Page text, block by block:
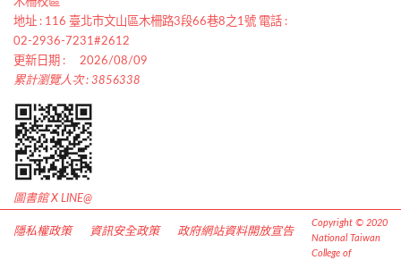
地址 : 116 臺北市文山區木柵路3段66巷8之1號 電話 :
02-2936-7231#2612
更新日期 :
2026/08/09
累計瀏覽人次 : 3856338
圖書館 X LINE@
隱私權政策 資訊安全政策 政府網站資料開放宣告
Copyright © 2020
National Taiwan
College of